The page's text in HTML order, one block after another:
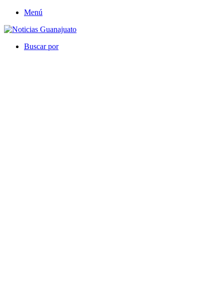
Menú
Buscar por